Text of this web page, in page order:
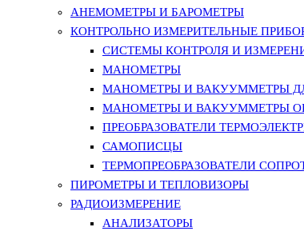
АНЕМОМЕТРЫ И БАРОМЕТРЫ
КОНТРОЛЬНО ИЗМЕРИТЕЛЬНЫЕ
СИСТЕМЫ КОНТРОЛЯ И
МАНОМЕТРЫ
МАНОМЕТРЫ И ВАКУУММЕТРЫ
МАНОМЕТРЫ И ВАКУУММЕТРЫ
ПРЕОБРАЗОВАТЕЛИ
САМОПИСЦЫ
ТЕРМОПРЕОБРАЗОВАТЕЛИ
ПИРОМЕТРЫ И ТЕПЛОВИЗОРЫ
РАДИОИЗМЕРЕНИЕ
АНАЛИЗАТОРЫ